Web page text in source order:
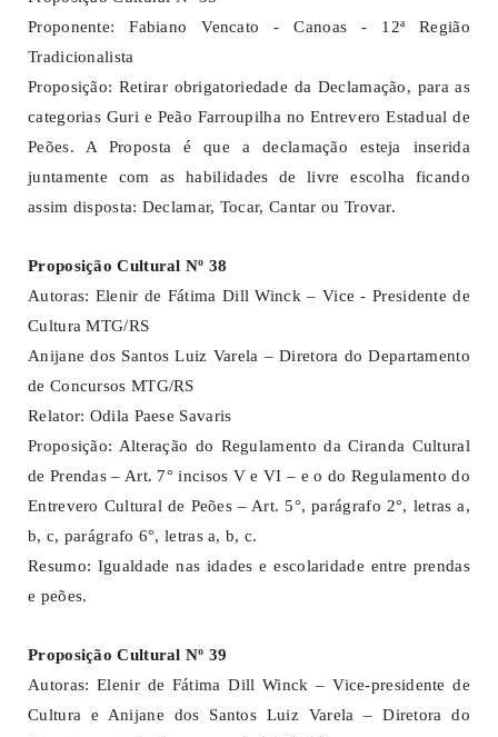
Proponente: Fabiano Vencato - Canoas - 12ª Região
Tradicionalista
Proposição: Retirar obrigatoriedade da Declamação, para as
categorias Guri e Peão Farroupilha no Entrevero Estadual de
Peões. A Proposta é que a declamação esteja inserida
juntamente com as habilidades de livre escolha ficando
assim disposta: Declamar, Tocar, Cantar ou Trovar.
Proposição Cultural Nº 38
Autoras: Elenir de Fátima Dill Winck – Vice - Presidente de
Cultura MTG/RS
Anijane dos Santos Luiz Varela – Diretora do Departamento
de Concursos MTG/RS
Relator: Odila Paese Savaris
Proposição: Alteração do Regulamento da Ciranda Cultural
de Prendas – Art. 7° incisos V e VI – e o do Regulamento do
Entrevero Cultural de Peões – Art. 5°, parágrafo 2°, letras a,
b, c, parágrafo 6°, letras a, b, c.
Resumo: Igualdade nas idades e escolaridade entre prendas
e peões.
Proposição Cultural Nº 39
Autoras: Elenir de Fátima Dill Winck – Vice-presidente de
Cultura e Anijane dos Santos Luiz Varela – Diretora do